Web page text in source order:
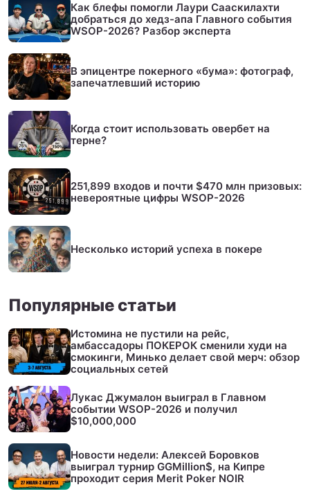
Как блефы помогли Лаури Сааскилахти
добраться до хедз-апа Главного события
WSOP-2026? Разбор эксперта
В эпицентре покерного «бума»: фотограф,
запечатлевший историю
Когда стоит использовать овербет на
терне?
251,899 входов и почти $470 млн призовых:
невероятные цифры WSOP-2026
Несколько историй успеха в покере
Популярные статьи
Истомина не пустили на рейс,
амбассадоры ПОКЕРОК сменили худи на
смокинги, Минько делает свой мерч: обзор
социальных сетей
Лукас Джумалон выиграл в Главном
событии WSOP-2026 и получил
$10,000,000
Новости недели: Алексей Боровков
выиграл турнир GGMillion$, на Кипре
проходит серия Merit Poker NOIR